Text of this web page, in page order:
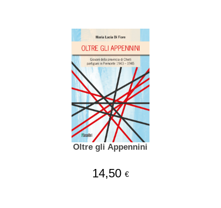
Oltre gli Appennini
14,50 €